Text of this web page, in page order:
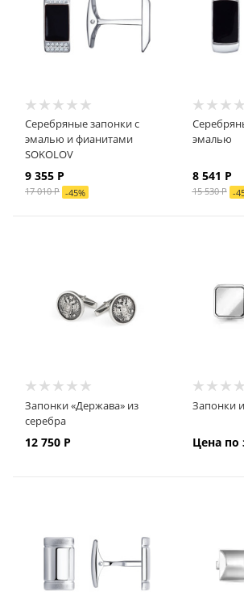
Серебряные запонки с
эмалью и фианитами
SOKOLOV
9 355 Р
17 010Р -45%
эмалью
8 541 Р
15 530Р -
Запонки «Держава» из
серебра
12 750 Р
Запонки
Цена по